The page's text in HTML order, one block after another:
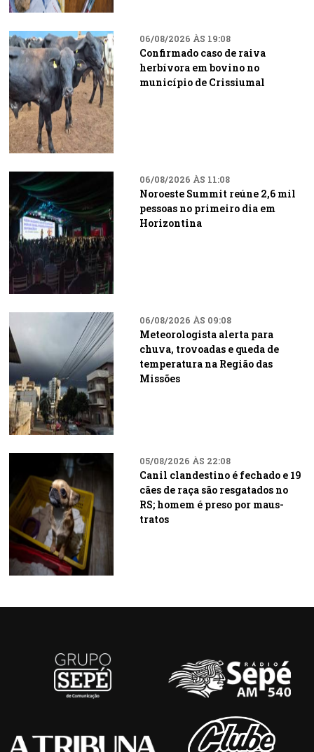
06/08/2026 ÀS 19:08
Confirmado caso de raiva
herbívora em bovino no
município de Crissiumal
06/08/2026 ÀS 11:08
Noroeste Summit reúne 2,6 mil
pessoas no primeiro dia em
Horizontina
06/08/2026 ÀS 09:08
Meteorologista alerta para
chuva, trovoadas e queda de
temperatura na Região das
Missões
05/08/2026 ÀS 22:08
Canil clandestino é fechado e 19
cães de raça são resgatados no
RS; homem é preso por maus-
tratos